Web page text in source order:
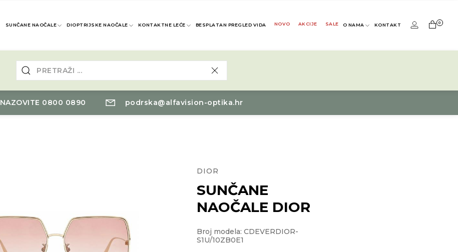
SUNČANE NAOČALE DIOPTRIJSKE NAOČALE KONTAKTNE LEĆE BESPLATAN PREGLED VIDA NOVO AKCIJE SALE O NAMA KONTAKT 0
NAZOVITE 0800 0890 podrska@alfavision-optika.hr
DIOR
SUNČANE
NAOČALE DIOR
Broj modela: CDEVERDIOR-
S1U/10ZB0E1